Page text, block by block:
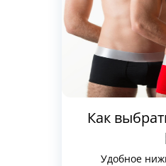
Как
Удобное